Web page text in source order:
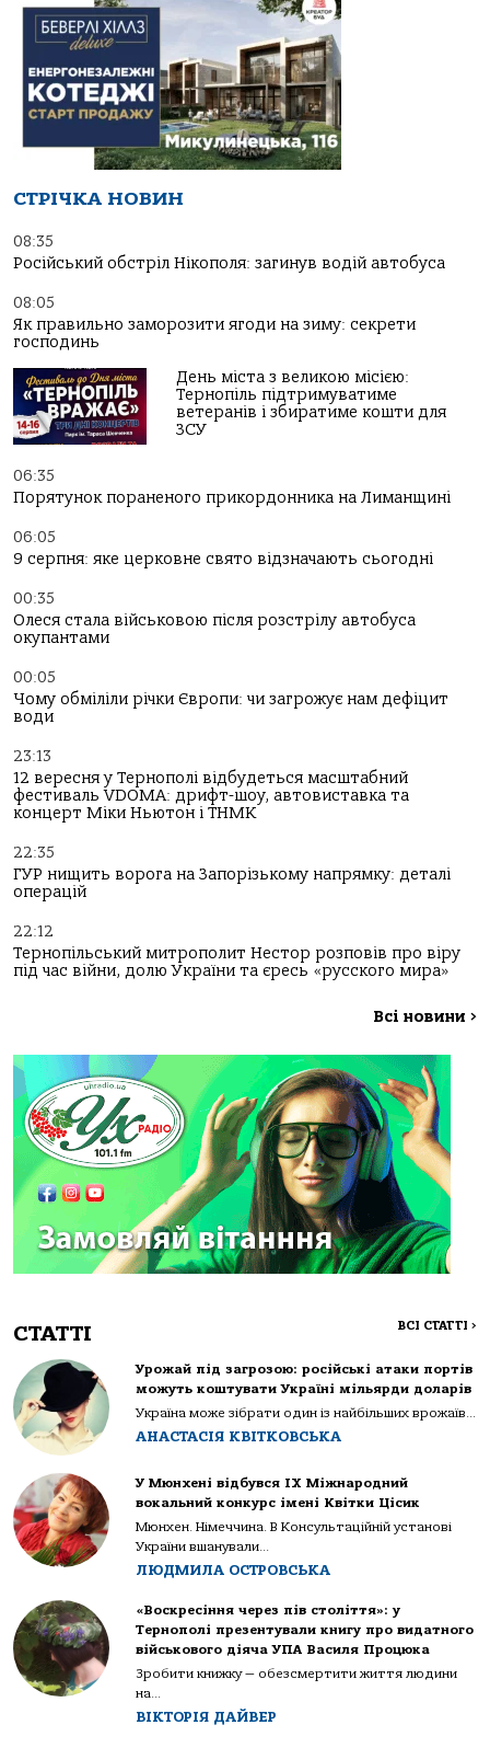
СТРІЧКА НОВИН
08:35
Російський обстріл Нікополя: загинув водій автобуса
08:05
Як правильно заморозити ягоди на зиму: секрети
господинь
День міста з великою місією:
Тернопіль підтримуватиме
ветеранів і збиратиме кошти для
ЗСУ
06:35
Порятунок пораненого прикордонника на Лиманщині
06:05
9 серпня: яке церковне свято відзначають сьогодні
00:35
Олеся стала військовою після розстрілу автобуса
окупантами
00:05
Чому обміліли річки Європи: чи загрожує нам дефіцит
води
23:13
12 вересня у Тернополі відбудеться масштабний
фестиваль VDOMA: дрифт-шоу, автовиставка та
концерт Міки Ньютон і ТНМК
22:35
ГУР нищить ворога на Запорізькому напрямку: деталі
операцій
22:12
Тернопільський митрополит Нестор розповів про віру
під час війни, долю України та єресь «русского мира»
Всі новини >
СТАТТІ ВСІ СТАТТІ >
Урожай під загрозою: російські атаки портів
можуть коштувати Україні мільярди доларів
Україна може зібрати один із найбільших врожаїв...
АНАСТАСІЯ КВІТКОВСЬКА
У Мюнхені відбувся IX Міжнародний
вокальний конкурс імені Квітки Цісик
Мюнхен. Німеччина. В Консультаційній установі
України вшанували...
ЛЮДМИЛА ОСТРОВСЬКА
«Воскресіння через пів століття»: у
Тернополі презентували книгу про видатного
військового діяча УПА Василя Процюка
Зробити книжку — обезсмертити життя людини
на...
ВІКТОРІЯ ДАЙВЕР